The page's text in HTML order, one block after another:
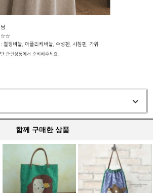
함께 구매한 상품